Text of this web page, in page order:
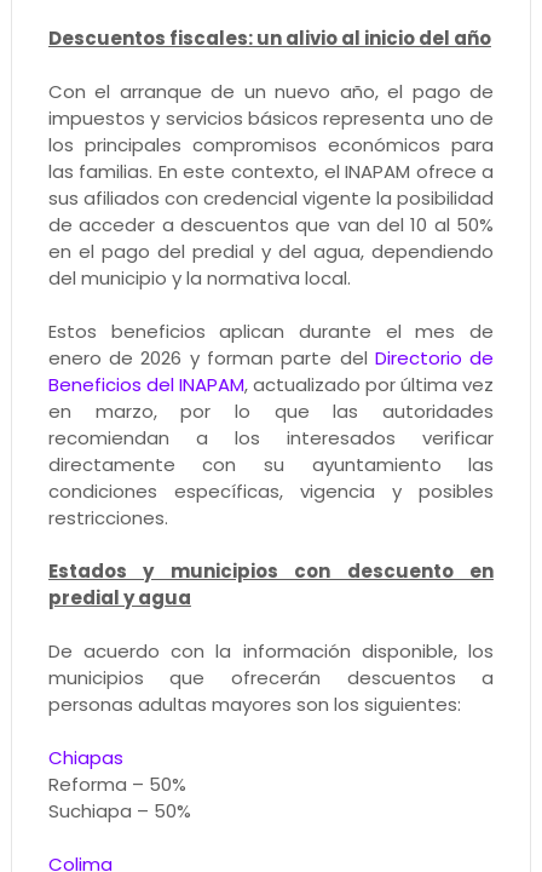
Descuentos fiscales: un alivio al inicio del año
Con el arranque de un nuevo año, el pago de
impuestos y servicios básicos representa uno de
los principales compromisos económicos para
las familias. En este contexto, el INAPAM ofrece a
sus afiliados con credencial vigente la posibilidad
de acceder a descuentos que van del 10 al 50%
en el pago del predial y del agua, dependiendo
del municipio y la normativa local.
Estos beneficios aplican durante el mes de
enero de 2026 y forman parte del Directorio de
Beneficios del INAPAM, actualizado por última vez
en marzo, por lo que las autoridades
recomiendan a los interesados verificar
directamente con su ayuntamiento las
condiciones específicas, vigencia y posibles
restricciones.
Estados y municipios con descuento en
predial y agua
De acuerdo con la información disponible, los
municipios que ofrecerán descuentos a
personas adultas mayores son los siguientes:
Chiapas
Reforma – 50%
Suchiapa – 50%
Colima